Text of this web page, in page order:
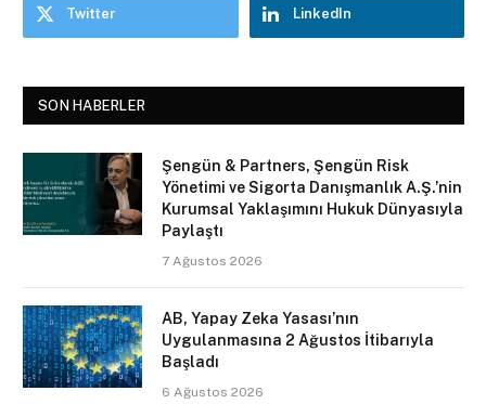
Twitter LinkedIn
SON HABERLER
Şengün & Partners, Şengün Risk
Yönetimi ve Sigorta Danışmanlık A.Ş.’nin
Kurumsal Yaklaşımını Hukuk Dünyasıyla
Paylaştı
7 Ağustos 2026
AB, Yapay Zeka Yasası’nın
Uygulanmasına 2 Ağustos İtibarıyla
Başladı
6 Ağustos 2026